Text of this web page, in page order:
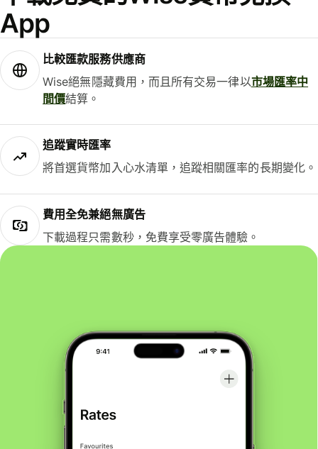
App
比較匯款服務供應商
Wise絕無隱藏費用，而且所有交易一律以市場匯率中
間價結算。
追蹤實時匯率
將首選貨幣加入心水清單，追蹤相關匯率的長期變化。
費用全免兼絕無廣告
下載過程只需數秒，免費享受零廣告體驗。